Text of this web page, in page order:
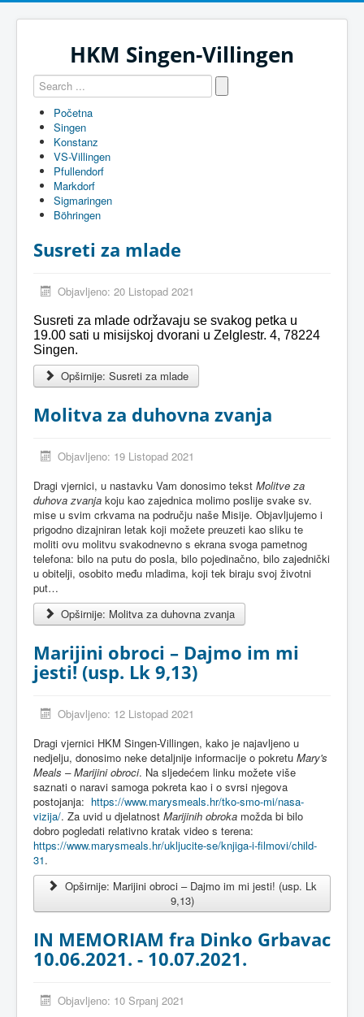
HKM Singen-Villingen
Početna
Singen
Konstanz
VS-Villingen
Pfullendorf
Markdorf
Sigmaringen
Böhringen
Susreti za mlade
Objavljeno: 20 Listopad 2021
Susreti za mlade održavaju se svakog petka u
19.00 sati u misijskoj dvorani u Zelglestr. 4, 78224
Singen.
Opširnije: Susreti za mlade
Molitva za duhovna zvanja
Objavljeno: 19 Listopad 2021
Dragi vjernici, u nastavku Vam donosimo tekst Molitve za
duhova zvanja koju kao zajednica molimo poslije svake sv.
mise u svim crkvama na području naše Misije. Objavljujemo i
prigodno dizajniran letak koji možete preuzeti kao sliku te
moliti ovu molitvu svakodnevno s ekrana svoga pametnog
telefona: bilo na putu do posla, bilo pojedinačno, bilo zajednički
u obitelji, osobito među mladima, koji tek biraju svoj životni
put…
Opširnije: Molitva za duhovna zvanja
Marijini obroci – Dajmo im mi
jesti! (usp. Lk 9,13)
Objavljeno: 12 Listopad 2021
Dragi vjernici HKM Singen-Villingen, kako je najavljeno u
nedjelju, donosimo neke detaljnije informacije o pokretu Mary's
Meals – Marijini obroci. Na sljedećem linku možete više
saznati o naravi samoga pokreta kao i o svrsi njegova
postojanja: https://www.marysmeals.hr/tko-smo-mi/nasa-
vizija/. Za uvid u djelatnost Marijinih obroka možda bi bilo
dobro pogledati relativno kratak video s terena:
https://www.marysmeals.hr/ukljucite-se/knjiga-i-filmovi/child-
31.
Opširnije: Marijini obroci – Dajmo im mi jesti! (usp. Lk
9,13)
IN MEMORIAM fra Dinko Grbavac
10.06.2021. - 10.07.2021.
Objavljeno: 10 Srpanj 2021